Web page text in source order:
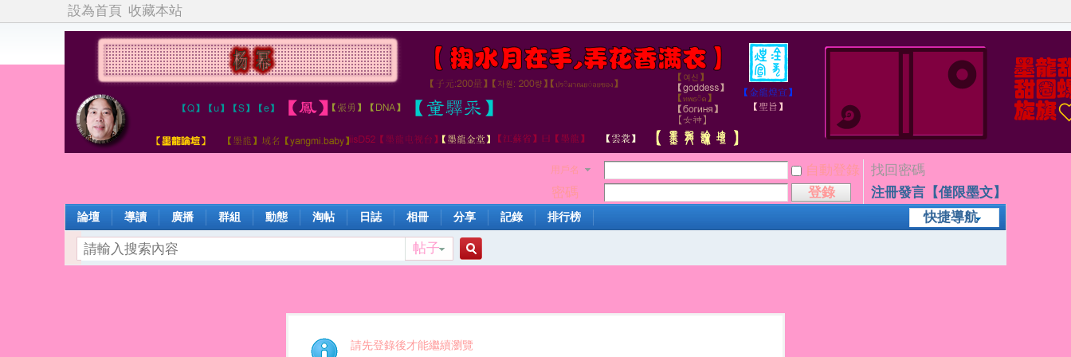
設為首頁 收藏本站
用戶名 自動登錄
找回密碼
密碼
登錄
注冊發言【僅限墨文】
快捷導航
論壇 導讀 廣播 群組 動態 淘帖 日誌 相冊 分享 記錄 排行榜
帖子
索
請先登錄後才能繼續瀏覽